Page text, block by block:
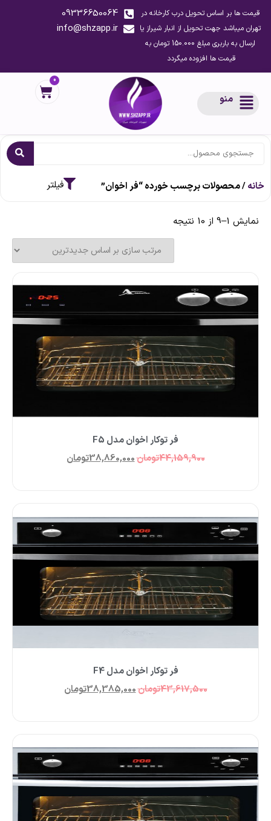
قیمت ها بر اساس تحویل درب کارخانه در
تهران میباشد جهت تحویل از انبار شیراز یا
ارسال به باربری مبلغ 150.000 تومان به
قیمت ها افزوده میگردد
09336650064
info@shzapp.ir
منو
0
خانه/ محصولات برچسب خورده “فر اخوان”
نمایش 1–9 از 10 نتیجه
فر توکار اخوان مدل F5
44,159,900تومان38,860,000تومان
فر توکار اخوان مدل F4
43,617,500تومان38,385,000تومان